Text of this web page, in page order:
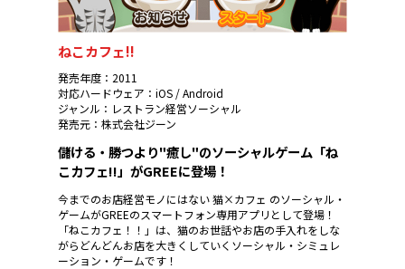
ねこカフェ!!
発売年度：2011
対応ハードウェア：iOS / Android
ジャンル：レストラン経営ソーシャル
発売元：株式会社ジーン
儲ける・勝つより"癒し"のソーシャルゲーム「ね
こカフェ!!」がGREEに登場！
今までのお店経営モノにはない 猫×カフェ のソーシャル・
ゲームがGREEのスマートフォン専用アプリとして登場！
「ねこカフェ！！」は、猫のお世話やお店の手入れをしな
がらどんどんお店を大きくしていくソーシャル・シミュレ
ーション・ゲームです！